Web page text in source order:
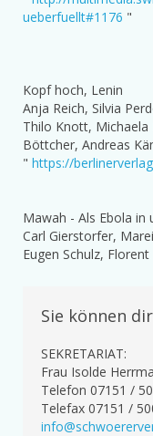
ueberfuellt#1176 "
Kopf hoch, Lenin
Anja Reich, Silvia
Thilo Knott, Michaela
Böttcher, Andreas
" https://
Mawah - Als Ebola in
Carl Gierstorfer,
Eugen Schulz,
Sie können
SEKRETARIAT:
Frau Isolde
Telefon 07151 /
Telefax 07151 /